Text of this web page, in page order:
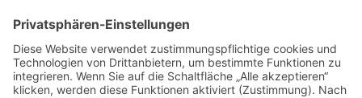
DIE LINKE. Schwalm-Eder
Steingasse 5
34613 Schwalmstadt